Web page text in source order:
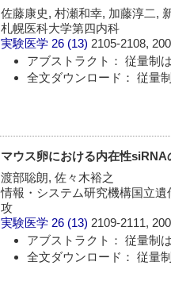
佐藤康史, 村瀬和幸, 加藤淳二,
札幌医科大学第四内科
実験医学 26 (13) 2105-2108,
アブストラクト： 従量制
全文ダウンロード： 従量
マウス卵における内在性siRNA
渡部聡朗, 佐々木裕之
情報・システム研究機構国立
攻
実験医学 26 (13) 2109-2111,
アブストラクト： 従量制
全文ダウンロード： 従量